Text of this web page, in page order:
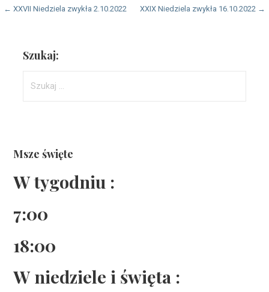
Nawigacja
← XXVII Niedziela zwykła 2.10.2022 XXIX Niedziela zwykła 16.10.2022 →
Szukaj:
Msze święte
W tygodniu :
7:00
18:00
W niedziele i święta :